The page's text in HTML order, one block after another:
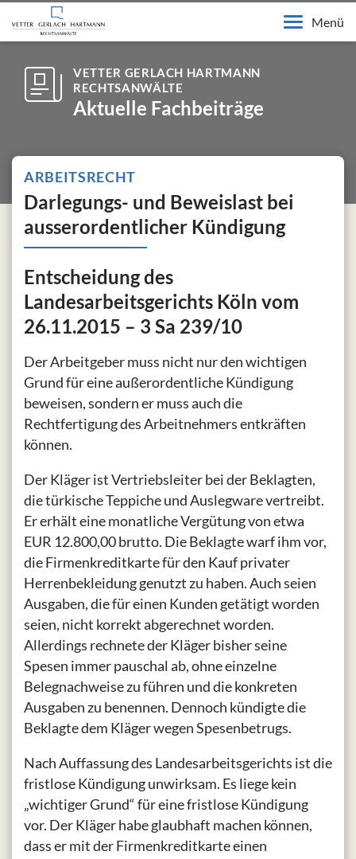
Menü
VETTER GERLACH HARTMANN
RECHTSANWÄLTE
Aktuelle Fachbeiträge
ARBEITSRECHT
Darlegungs- und Beweislast bei
ausserordentlicher Kündigung
Entscheidung des
Landesarbeitsgerichts Köln vom
26.11.2015 – 3 Sa 239/10
Der Arbeitgeber muss nicht nur den wichtigen
Grund für eine außerordentliche Kündigung
beweisen, sondern er muss auch die
Rechtfertigung des Arbeitnehmers entkräften
können.
Der Kläger ist Vertriebsleiter bei der Beklagten,
die türkische Teppiche und Auslegware vertreibt.
Er erhält eine monatliche Vergütung von etwa
EUR 12.800,00 brutto. Die Beklagte warf ihm vor,
die Firmenkreditkarte für den Kauf privater
Herrenbekleidung genutzt zu haben. Auch seien
Ausgaben, die für einen Kunden getätigt worden
seien, nicht korrekt abgerechnet worden.
Allerdings rechnete der Kläger bisher seine
Spesen immer pauschal ab, ohne einzelne
Belegnachweise zu führen und die konkreten
Ausgaben zu benennen. Dennoch kündigte die
Beklagte dem Kläger wegen Spesenbetrugs.
Nach Auffassung des Landesarbeitsgerichts ist die
fristlose Kündigung unwirksam. Es liege kein
„wichtiger Grund“ für eine fristlose Kündigung
vor. Der Kläger habe glaubhaft machen können,
dass er mit der Firmenkreditkarte einen